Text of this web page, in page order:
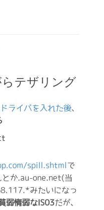
テザリング
ライバを入れた後、
spill.shtml で
とか.au-one.net(当
みたいになっ
弱惰弱なIS03だが、